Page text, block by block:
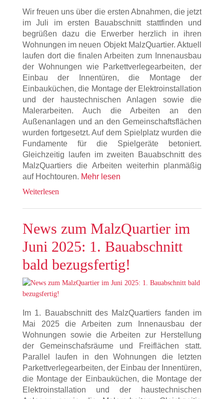
Wir freuen uns über die ersten Abnahmen, die jetzt
im Juli im ersten Bauabschnitt stattfinden und
begrüßen dazu die Erwerber herzlich in ihren
Wohnungen im neuen Objekt MalzQuartier. Aktuell
laufen dort die finalen Arbeiten zum Innenausbau
der Wohnungen wie Parkettverlegearbeiten, der
Einbau der Innentüren, die Montage der
Einbauküchen, die Montage der Elektroinstallation
und der haustechnischen Anlagen sowie die
Malerarbeiten. Auch die Arbeiten an den
Außenanlagen und an den Gemeinschaftsflächen
wurden fortgesetzt. Auf dem Spielplatz wurden die
Fundamente für die Spielgeräte betoniert.
Gleichzeitig laufen im zweiten Bauabschnitt des
MalzQuartiers die Arbeiten weiterhin planmäßig
auf Hochtouren. Mehr lesen
Weiterlesen
News zum MalzQuartier im
Juni 2025: 1. Bauabschnitt
bald bezugsfertig!
Im 1. Bauabschnitt des MalzQuartiers fanden im
Mai 2025 die Arbeiten zum Innenausbau der
Wohnungen sowie die Arbeiten zur Herstellung
der Gemeinschafsräume und Freiflächen statt.
Parallel laufen in den Wohnungen die letzten
Parkettverlegearbeiten, der Einbau der Innentüren,
die Montage der Einbauküchen, die Montage der
Elektroinstallation und der haustechnischen